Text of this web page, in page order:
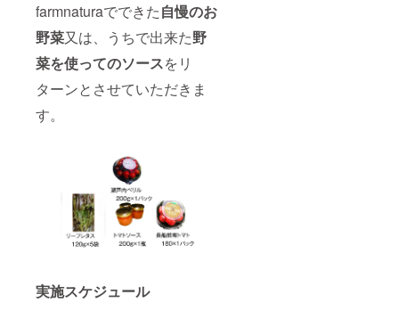
farmnaturaでできた自慢のお
野菜又は、うちで出来た野
菜を使ってのソースをリ
ターンとさせていただきま
す。
実施スケジュール